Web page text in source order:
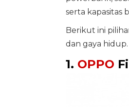
serta kapasitas
Berikut ini
dan gaya hidup.
1. OPPO